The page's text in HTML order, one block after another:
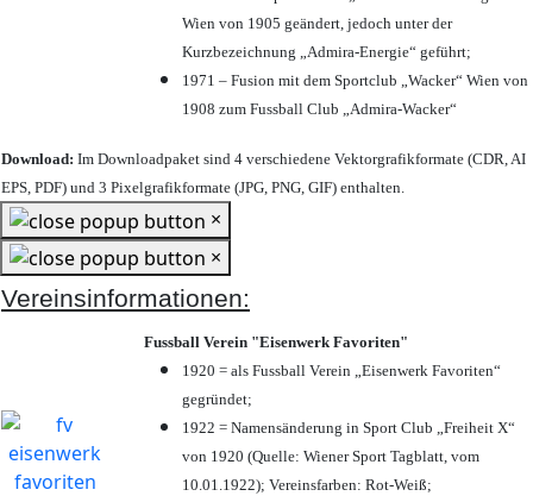
Wien von 1905 geändert, jedoch unter der
Kurzbezeichnung „Admira-Energie“ geführt;
1971 – Fusion mit dem Sportclub „Wacker“ Wien von
1908 zum Fussball Club „Admira-Wacker“
Download: Im Downloadpaket sind 4 verschiedene Vektorgrafikformate (CDR, AI
EPS, PDF) und 3 Pixelgrafikformate (JPG, PNG, GIF) enthalten.
×
×
Vereinsinformationen:
Fussball Verein "Eisenwerk Favoriten"
1920 = als Fussball Verein „Eisenwerk Favoriten“
gegründet;
1922 = Namensänderung in Sport Club „Freiheit X“
von 1920 (Quelle: Wiener Sport Tagblatt, vom
10.01.1922); Vereinsfarben: Rot-Weiß;